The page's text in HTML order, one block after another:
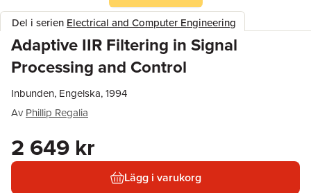
Del i serien Electrical and Computer Engineering
Adaptive IIR Filtering in Signal
Processing and Control
Inbunden, Engelska, 1994
Av Phillip Regalia
2 649 kr
Lägg i varukorg